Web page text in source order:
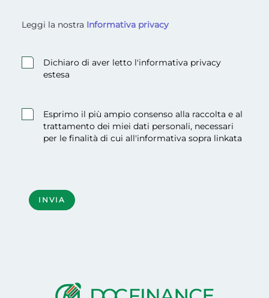
Leggi la nostra Informativa privacy
<p>Leggi la nostra <a href="/informativa-privacy-
Dichiaro di aver letto l'informativa privacy
estesa
Esprimo il più ampio consenso alla raccolta e al
trattamento dei miei dati personali, necessari
per le finalità di cui all'informativa sopra linkata
INVIA